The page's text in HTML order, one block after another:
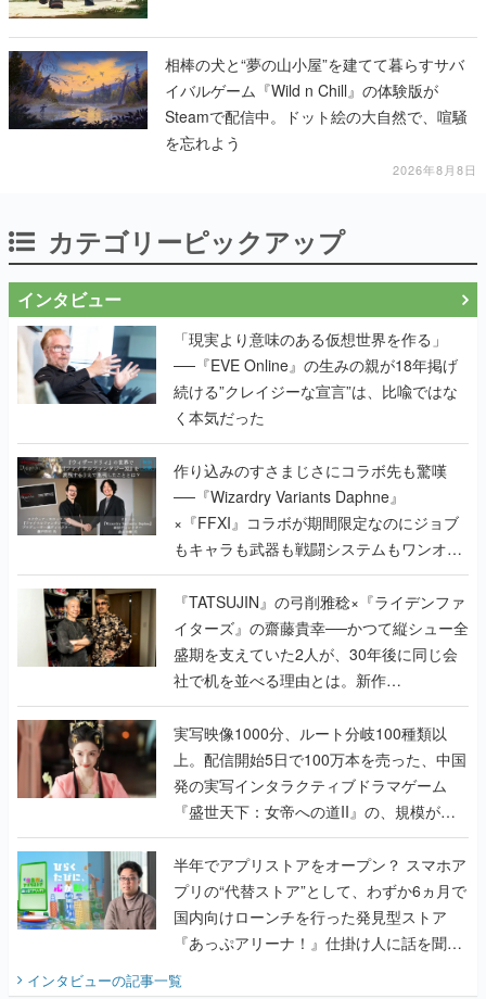
相棒の犬と“夢の山小屋”を建てて暮らすサバ
イバルゲーム『Wild n Chill』の体験版が
Steamで配信中。ドット絵の大自然で、喧騒
を忘れよう
2026年8月8日
カテゴリーピックアップ
インタビュー
「現実より意味のある仮想世界を作る」
──『EVE Online』の生みの親が18年掲げ
続ける”クレイジーな宣言”は、比喩ではな
く本気だった
作り込みのすさまじさにコラボ先も驚嘆
──『Wizardry Variants Daphne』
×『FFXI』コラボが期間限定なのにジョブ
もキャラも武器も戦闘システムもワンオフ
で作り込まれた理由を両ディレクターに聞
く
『TATSUJIN』の弓削雅稔×『ライデンファ
イターズ』の齋藤貴幸──かつて縦シュー全
盛期を支えていた2人が、30年後に同じ会
社で机を並べる理由とは。新作
『TATSUJIN EXTREME』で初タッグを組
んだレジェンド2人に訊く開発秘話
実写映像1000分、ルート分岐100種類以
上。配信開始5日で100万本を売った、中国
発の実写インタラクティブドラマゲーム
『盛世天下：女帝への道II』の、規模が違
うこだわりをプロデューサーに聞いた
半年でアプリストアをオープン？ スマホア
プリの“代替ストア”として、わずか6ヵ月で
国内向けローンチを行った発見型ストア
『あっぷアリーナ！』仕掛け人に話を聞い
てみた
インタビューの記事一覧